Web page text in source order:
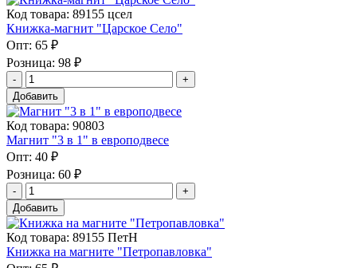
Код товара: 89155 цсел
Книжка-магнит "Царское Село"
Опт: 65 ₽
Розница: 98 ₽
Добавить
Код товара: 90803
Магнит "3 в 1" в европодвесе
Опт: 40 ₽
Розница: 60 ₽
Добавить
Код товара: 89155 ПетН
Книжка на магните "Петропавловка"